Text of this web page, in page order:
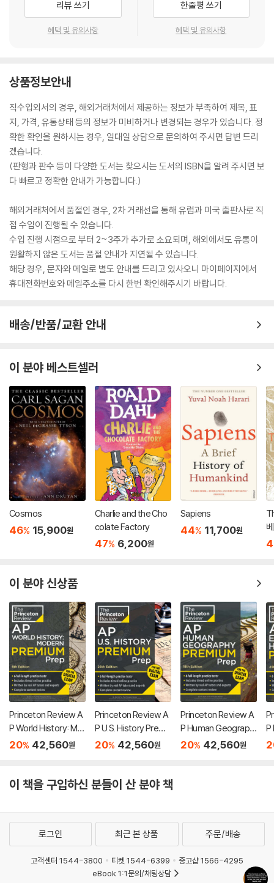
리뷰 쓰기
혜택 및 유의사항
한줄평 쓰기
혜택 및 유의사항
상품정보안내
직수입외서의 경우, 해외거래처에서 제공하는 정보가 부족하여 제목, 표
지, 가격, 유통상태 등의 정보가 미비하거나 변경되는 경우가 있습니다. 정
확한 확인을 원하시는 경우, 일대일 상담으로 문의하여 주시면 답변 드리
겠습니다.
(판형과 판수 등이 다양한 도서는 찾으시는 도서의 ISBN을 알려 주시면 보
다 빠르고 정확한 안내가 가능합니다.)
해외거래처에서 품절인 경우, 2차 거래선을 통해 유럽과 미국 출판사로 직
접 수입이 진행될 수 있습니다.
수입 진행 시점으로 부터 2~3주가 추가로 소요되며, 해외에서도 유통이
원활하지 않은 도서는 품절 안내가 지연될 수 있습니다.
해당 경우, 문자와 메일로 별도 안내를 드리고 있사오니 마이페이지에서
휴대전화번호와 메일주소를 다시 한번 확인해주시기 바랍니다.
배송/반품/교환 안내
이 분야 베스트셀러
Cosmos
46% 15,900원
Charlie and the Cho
colate Factory
47% 6,200원
Sapiens
44% 11,700원
이 분야 신상품
Princeton Review A
P World History: Mo
dern Premium Prep,
ctice Online + Cont
20% 42,560원
Princeton Review A
P U.S. History Premi
um Prep, 26th Editio
line + Content Revie
20% 42,560원
Princeton Review A
P Human Geograph
y Premium Prep, 18t
20% 42,560원
P
이 책을 구입하신 분들이 산 분야 책
로그인 최근 본 상품 주문/배송
고객센터 1544-3800 티켓 1544-6399
중고샵 1566-4295
eBook 1:1문의/채팅상담